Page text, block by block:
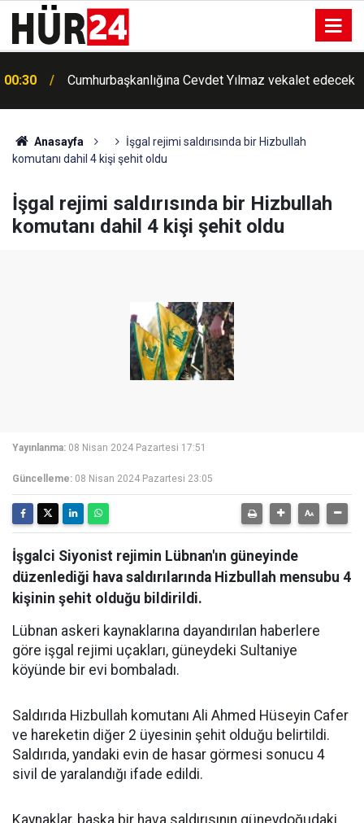
00:30 Cumhurbaşkanlığına Cevdet Yılmaz vekalet edecek
Anasayfa
İşgal rejimi saldırısında bir Hizbullah
komutanı dahil 4 kişi şehit oldu
İşgal rejimi saldırısında bir Hizbullah
komutanı dahil 4 kişi şehit oldu
Yayınlanma: 08 Nisan 2024 Pazartesi 17:51
Güncelleme: 08 Nisan 2024 Pazartesi 23:05
İşgalci Siyonist rejimin Lübnan'ın güneyinde
düzenlediği hava saldırılarında Hizbullah mensubu 4
kişinin şehit olduğu bildirildi.
Lübnan askeri kaynaklarına dayandırılan haberlere
göre işgal rejimi uçakları, güneydeki Sultaniye
köyünde bir evi bombaladı.
Saldırıda Hizbullah komutanı Ali Ahmed Hüseyin Cafer
ve hareketin diğer 2 üyesinin şehit olduğu belirtildi.
Saldırıda, yandaki evin de hasar görmesi sonucu 4
sivil de yaralandığı ifade edildi.
Kaynaklar, başka bir hava saldırısının güneydoğudaki